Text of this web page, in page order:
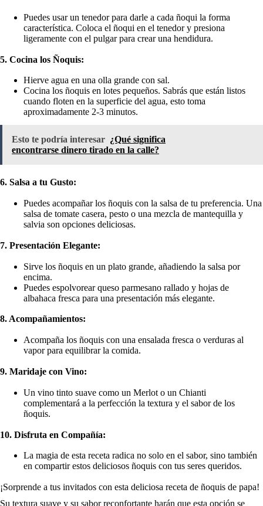
Puedes usar un tenedor para darle a cada ñoqui la forma
característica. Coloca el ñoqui en el tenedor y presiona
ligeramente con el pulgar para crear una hendidura.
5. Cocina los Ñoquis:
Hierve agua en una olla grande con sal.
Cocina los ñoquis en lotes pequeños. Sabrás que están listos
cuando floten en la superficie del agua, esto toma
aproximadamente 2-3 minutos.
Esto te podría interesar ¿Qué significa
encontrarse dinero tirado en la calle?
6. Salsa a tu Gusto:
Puedes acompañar los ñoquis con la salsa de tu preferencia. Una
salsa de tomate casera, pesto o una mezcla de mantequilla y
salvia son opciones deliciosas.
7. Presentación Elegante:
Sirve los ñoquis en un plato grande, añadiendo la salsa por
encima.
Puedes espolvorear queso parmesano rallado y hojas de
albahaca fresca para una presentación más elegante.
8. Acompañamientos:
Acompaña los ñoquis con una ensalada fresca o verduras al
vapor para equilibrar la comida.
9. Maridaje con Vino:
Un vino tinto suave como un Merlot o un Chianti
complementará a la perfección la textura y el sabor de los
ñoquis.
10. Disfruta en Compañía:
La magia de esta receta radica no solo en el sabor, sino también
en compartir estos deliciosos ñoquis con tus seres queridos.
¡Sorprende a tus invitados con esta deliciosa receta de ñoquis de papa!
Su textura suave y su sabor reconfortante harán que esta opción se